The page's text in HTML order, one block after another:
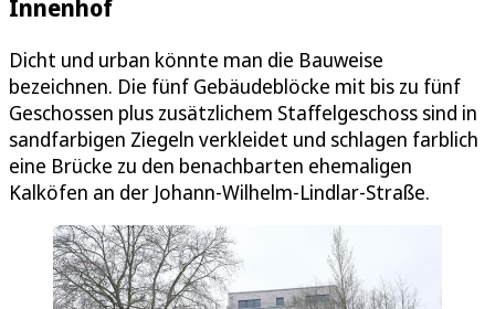
Innenhof
Dicht und urban könnte man die Bauweise
bezeichnen. Die fünf Gebäudeblöcke mit bis zu fünf
Geschossen plus zusätzlichem Staffelgeschoss sind in
sandfarbigen Ziegeln verkleidet und schlagen farblich
eine Brücke zu den benachbarten ehemaligen
Kalköfen an der Johann-Wilhelm-Lindlar-Straße.